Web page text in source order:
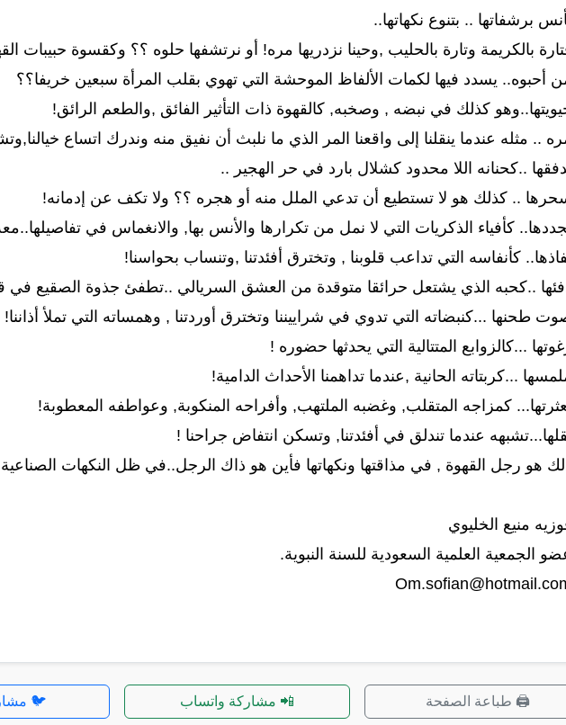
برشفاتها .. بتنوع نكهاتها..
بالكريمة وتارة بالحليب ,وحينا نزدريها مره! أو نرتشفها حلوه ؟؟ وكقسوة
أحبوه.. يسدد فيها لكمات الألفاظ الموحشة التي تهوي بقلب المرأة سبعين خريفا؟؟
كذلك في نبضه , وصخبه, كالقهوة ذات التأثير الفائق ,والطعم الرائق!
.. مثله عندما ينقلنا إلى واقعنا المر الذي ما نلبث أن نفيق منه وندرك اتساع
..كحنانه اللا محدود كشلال بارد في حر الهجير ..
.. كذلك هو لا تستطيع أن تدعي الملل منه أو هجره ؟؟ ولا تكف عن إدمانه!
كأفياء الذكريات التي لا نمل من تكرارها والأنس بها, والانغماس في
كأنفاسه التي تداعب قلوبنا , وتخترق أفئدتنا ,وتنساب بحواسنا!
..كحبه الذي يشتعل حرائقا متوقدة من العشق السريالي ..تطفئ جذوة الصقيع في
طحنها ...كنبضاته التي تدوي في شراييننا وتخترق أوردتنا , وهمساته التي تملأ أذاننا!
...كالزوابع المتتالية التي يحدثها حضوره !
...كربتاته الحانية ,عندما تداهمنا الأحداث الدامية!
كمزاجه المتقلب, وغضبه الملتهب, وأفراحه المنكوبة, وعواطفه المعطوبة!
عندما تندلق في أفئدتنا, وتسكن انتفاض جراحنا !
هو رجل القهوة , في مذاقتها ونكهاتها فأين هو ذاك الرجل..في ظل النكهات الصناعية
منيع الخليوي
الجمعية العلمية السعودية للسنة النبوية.
🖨️ طباعة الصفحة 📲 مشاركة واتساب 🐦